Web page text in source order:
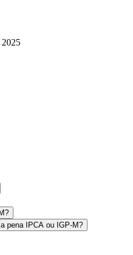
2025
pena IPCA ou IGP-M?